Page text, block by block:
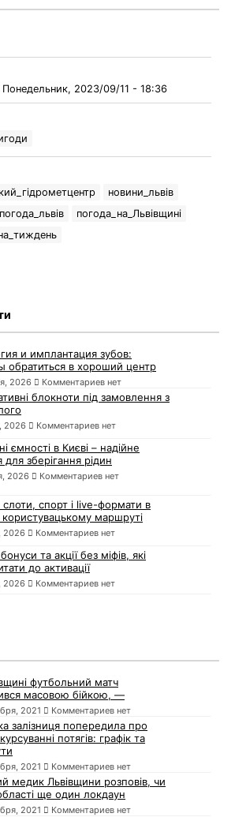
Понедельник, 2023/09/11 - 18:36
новини_львів
погода_львів
погода_на_Львівщині
и имплантация зубов:
обратиться в хороший центр
2026 Комментариев нет
блокноти під замовлення з
2026 Комментариев нет
ємності в Києві – надійне
для зберігання рідин
2026 Комментариев нет
слоти, спорт і live-формати в
маршруті
2026 Комментариев нет
та акції без міфів, які
до активації
2026 Комментариев нет
футбольний матч
масовою бійкою, —
2021 Комментариев нет
залізниця попередила про
потягів: графік та
2021 Комментариев нет
медик Львівщини розповів, чи
ще один локдаун
2021 Комментариев нет